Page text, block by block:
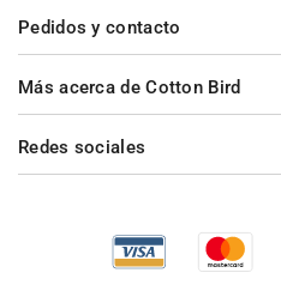
Pedidos y contacto
Más acerca de Cotton Bird
Redes sociales